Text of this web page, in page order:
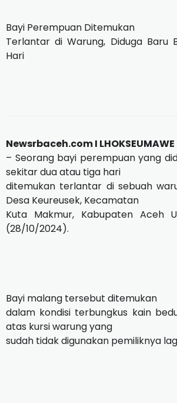
Bayi Perempuan Ditemukan
Terlantar di Warung, Diduga Baru
Hari
Newsrbaceh.com I LHOKSEUMAWE
– Seorang bayi perempuan yang
sekitar dua atau tiga hari
ditemukan terlantar di sebuah
Desa Keureusek, Kecamatan
Kuta Makmur, Kabupaten Aceh
(28/10/2024).
Bayi malang tersebut ditemukan
dalam kondisi terbungkus kain
atas kursi warung yang
sudah tidak digunakan pemiliknya